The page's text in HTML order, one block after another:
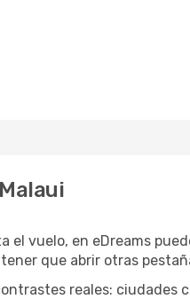
vuelo, en eDreams
que abrir otras
reales: